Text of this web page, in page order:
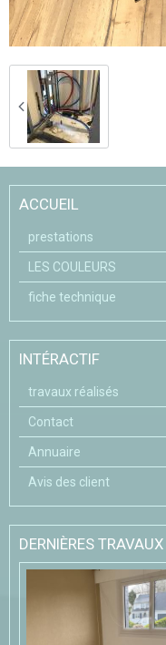
ACCUEIL
prestations
LES COULEURS
fiche technique
INTÉRACTIF
travaux réalisés
Contact
Annuaire
Avis des client
DERNIÈRES TRAVAUX